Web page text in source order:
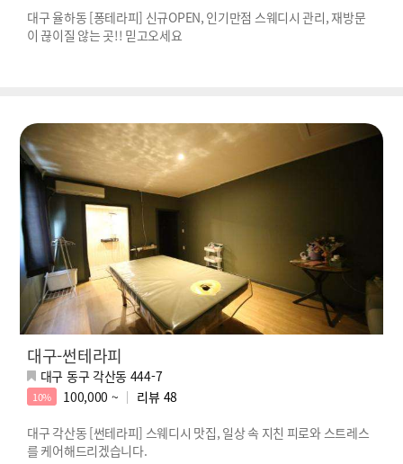
대구 율하동 [퐁테라피] 신규OPEN, 인기만점 스웨디시 관리, 재방문
이 끊이질 않는 곳!! 믿고오세요
대구-썬테라피
대구 동구 각산동 444-7
10% 100,000 ~ 리뷰 48
대구 각산동 [썬테라피] 스웨디시 맛집, 일상 속 지친 피로와 스트레스
를 케어해드리겠습니다.